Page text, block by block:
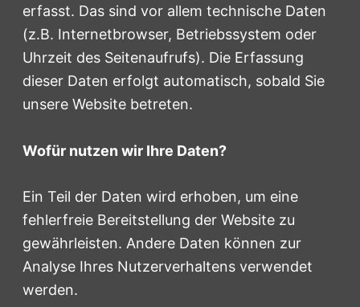
erfasst. Das sind vor allem technische Daten
(z.B. Internetbrowser, Betriebssystem oder
Uhrzeit des Seitenaufrufs). Die Erfassung
dieser Daten erfolgt automatisch, sobald Sie
unsere Website betreten.
Wofür nutzen wir Ihre Daten?
Ein Teil der Daten wird erhoben, um eine
fehlerfreie Bereitstellung der Website zu
gewährleisten. Andere Daten können zur
Analyse Ihres Nutzerverhaltens verwendet
werden.